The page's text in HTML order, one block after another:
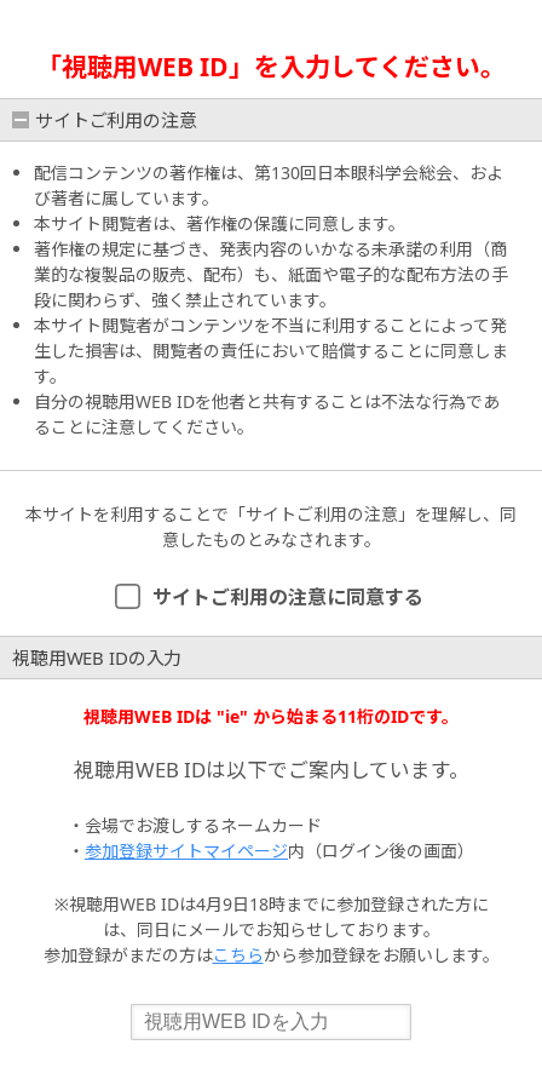
「視聴用WEB ID」を入力してください。
サイトご利用の注意
配信コンテンツの著作権は、第130回日本眼科学会総会、およ
び著者に属しています。
本サイト閲覧者は、著作権の保護に同意します。
著作権の規定に基づき、発表内容のいかなる未承諾の利用（商
業的な複製品の販売、配布）も、紙面や電子的な配布方法の手
段に関わらず、強く禁止されています。
本サイト閲覧者がコンテンツを不当に利用することによって発
生した損害は、閲覧者の責任において賠償することに同意しま
す。
自分の視聴用WEB IDを他者と共有することは不法な行為であ
ることに注意してください。
本サイトを利用することで「サイトご利用の注意」を理解し、同
意したものとみなされます。
サイトご利用の注意に同意する
視聴用WEB IDの入力
視聴用WEB IDは "ie" から始まる11桁のIDです。
視聴用WEB IDは以下でご案内しています。
・会場でお渡しするネームカード
・ 参加登録サイトマイページ内（ログイン後の画面）
※視聴用WEB IDは4月9日18時までに参加登録された方に
は、同日にメールでお知らせしております。
参加登録がまだの方はこちらから参加登録をお願いします。